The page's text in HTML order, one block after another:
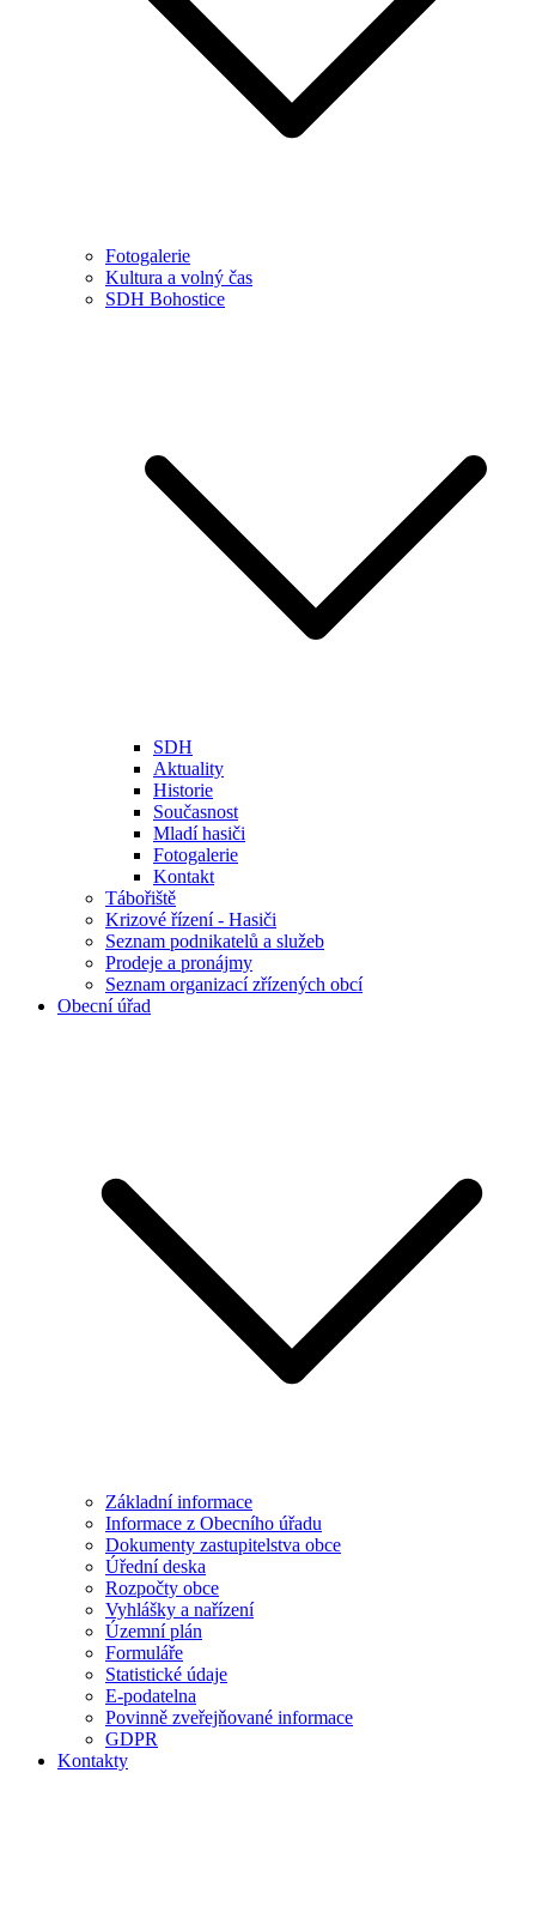
Fotogalerie
Kultura a volný čas
SDH Bohostice
SDH
Aktuality
Historie
Současnost
Mladí hasiči
Fotogalerie
Kontakt
Tábořiště
Krizové řízení - Hasiči
Seznam podnikatelů a služeb
Prodeje a pronájmy
Seznam organizací zřízených obcí
Obecní úřad
Základní informace
Informace z Obecního úřadu
Dokumenty zastupitelstva obce
Úřední deska
Rozpočty obce
Vyhlášky a nařízení
Územní plán
Formuláře
Statistické údaje
E-podatelna
Povinně zveřejňované informace
GDPR
Kontakty